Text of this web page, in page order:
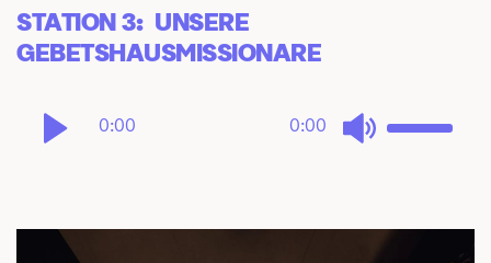
STATION 3:  UNSERE
GEBETSHAUSMISSIONARE
0:00 0:00